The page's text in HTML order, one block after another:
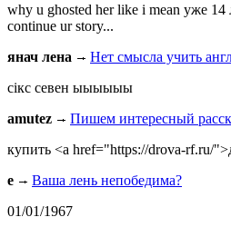
why u ghosted her like i mean уже
continue ur story...
янач лена
Нет смысла учить
сiкс севен ыыыыыы
amutez
Пишем интересный
купить <a href="https://drova-rf.ru/
e
Ваша лень непобедима?
01/01/1967